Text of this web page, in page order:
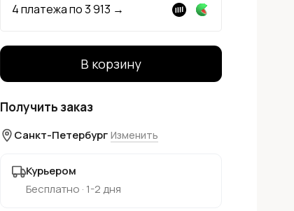
4 платежа по3 913 →
В корзину
Получить заказ
Санкт-Петербург Изменить
Курьером
Бесплатно · 1-2 дня